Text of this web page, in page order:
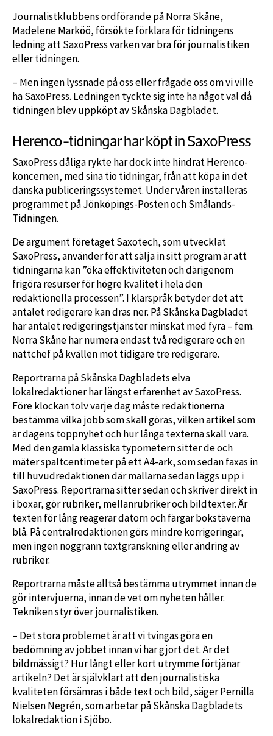
Journalistklubbens ordförande på Norra Skåne,
Madelene Marköö, försökte förklara för tidningens
ledning att SaxoPress varken var bra för journalistiken
eller tidningen.
– Men ingen lyssnade på oss eller frågade oss om vi ville
ha SaxoPress. Ledningen tyckte sig inte ha något val då
tidningen blev uppköpt av Skånska Dagbladet.
Herenco-tidningar har köpt in SaxoPress
SaxoPress dåliga rykte har dock inte hindrat Herenco-
koncernen, med sina tio tidningar, från att köpa in det
danska publiceringssystemet. Under våren installeras
programmet på Jönköpings-Posten och Smålands-
Tidningen.
De argument företaget Saxotech, som utvecklat
SaxoPress, använder för att sälja in sitt program är att
tidningarna kan ”öka effektiviteten och därigenom
frigöra resurser för högre kvalitet i hela den
redaktionella processen”. I klarspråk betyder det att
antalet redigerare kan dras ner. På Skånska Dagbladet
har antalet redigeringstjänster minskat med fyra – fem.
Norra Skåne har numera endast två redigerare och en
nattchef på kvällen mot tidigare tre redigerare.
Reportrarna på Skånska Dagbladets elva
lokalredaktioner har längst erfarenhet av SaxoPress.
Före klockan tolv varje dag måste redaktionerna
bestämma vilka jobb som skall göras, vilken artikel som
är dagens toppnyhet och hur långa texterna skall vara.
Med den gamla klassiska typometern sitter de och
mäter spaltcentimeter på ett A4-ark, som sedan faxas in
till huvudredaktionen där mallarna sedan läggs upp i
SaxoPress. Reportrarna sitter sedan och skriver direkt in
i boxar, gör rubriker, mellanrubriker och bildtexter. Är
texten för lång reagerar datorn och färgar bokstäverna
blå. På centralredaktionen görs mindre korrigeringar,
men ingen noggrann textgranskning eller ändring av
rubriker.
Reportrarna måste alltså bestämma utrymmet innan de
gör intervjuerna, innan de vet om nyheten håller.
Tekniken styr över journalistiken.
– Det stora problemet är att vi tvingas göra en
bedömning av jobbet innan vi har gjort det. Är det
bildmässigt? Hur långt eller kort utrymme förtjänar
artikeln? Det är självklart att den journalistiska
kvaliteten försämras i både text och bild, säger Pernilla
Nielsen Negrén, som arbetar på Skånska Dagbladets
lokalredaktion i Sjöbo.